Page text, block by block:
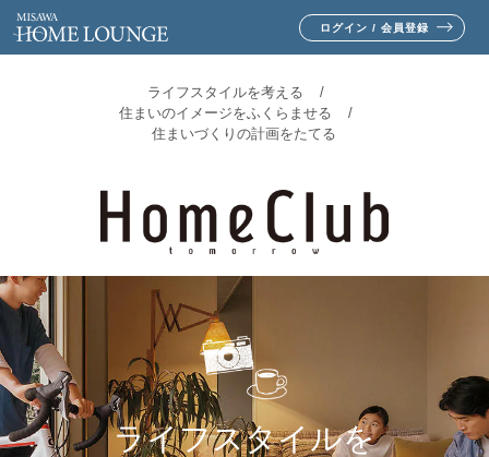
ログイン / 会員登録
ライフスタイルを考える
住まいのイメージをふくらませる
住まいづくりの計画をたてる
ライフスタイルを